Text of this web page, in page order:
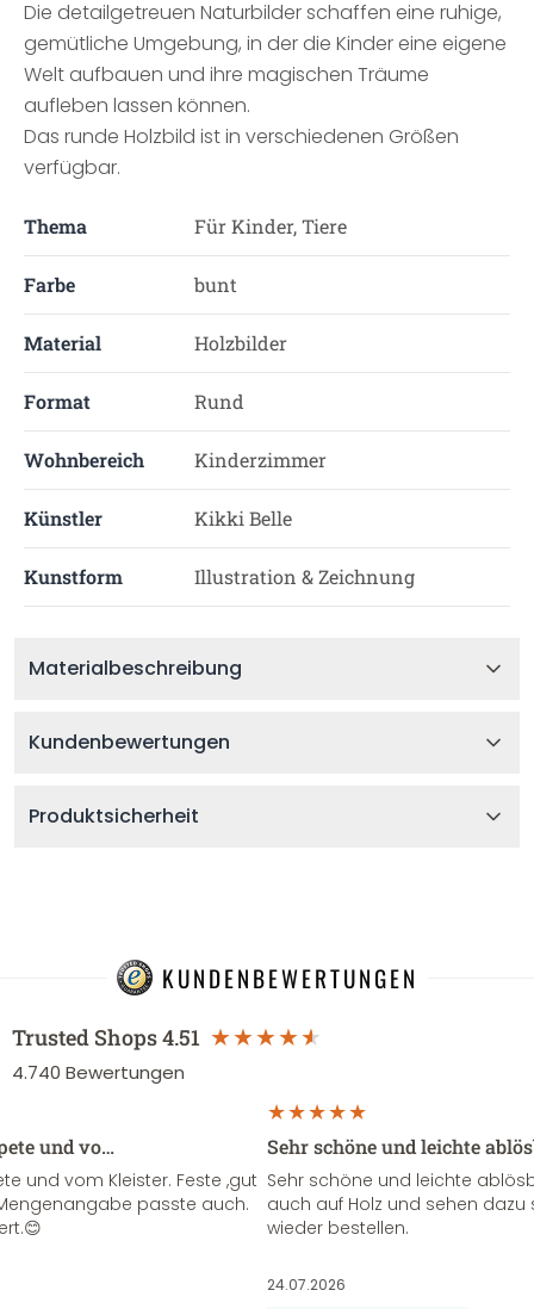
Die detailgetreuen Naturbilder schaffen eine ruhige,
gemütliche Umgebung, in der die Kinder eine eigene
Welt aufbauen und ihre magischen Träume
aufleben lassen können.
Das runde Holzbild ist in verschiedenen Größen
verfügbar.
Thema Für Kinder, Tiere
Farbe bunt
Material Holzbilder
Format Rund
Wohnbereich Kinderzimmer
Künstler Kikki Belle
Kunstform Illustration & Zeichnung
Materialbeschreibung
Kundenbewertungen
Produktsicherheit
KUNDENBEWERTUNGEN
Trusted Shops4.51
4.740 Bewertungen
und vo…
und vom Kleister. Feste ,gut
passte auch.
Sehr schöne und leichte
Sehr schöne und leichte
auch auf Holz und sehen
wieder bestellen.
24.07.2026